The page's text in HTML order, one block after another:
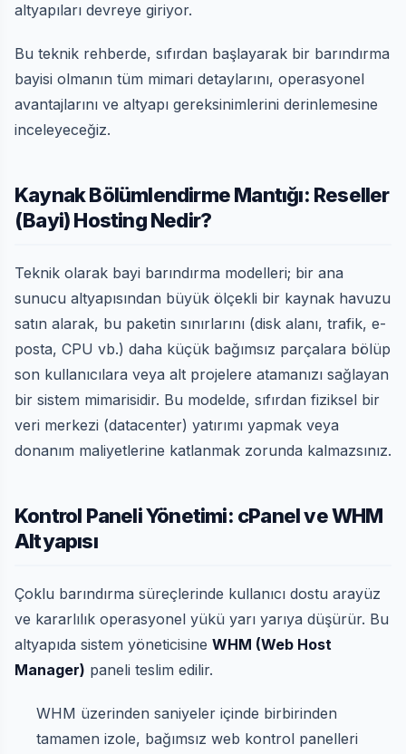
altyapıları devreye giriyor.
Bu teknik rehberde, sıfırdan başlayarak bir barındırma
bayisi olmanın tüm mimari detaylarını, operasyonel
avantajlarını ve altyapı gereksinimlerini derinlemesine
inceleyeceğiz.
Kaynak Bölümlendirme Mantığı: Reseller
(Bayi) Hosting Nedir?
Teknik olarak bayi barındırma modelleri; bir ana
sunucu altyapısından büyük ölçekli bir kaynak havuzu
satın alarak, bu paketin sınırlarını (disk alanı, trafik, e-
posta, CPU vb.) daha küçük bağımsız parçalara bölüp
son kullanıcılara veya alt projelere atamanızı sağlayan
bir sistem mimarisidir. Bu modelde, sıfırdan fiziksel bir
veri merkezi (datacenter) yatırımı yapmak veya
donanım maliyetlerine katlanmak zorunda kalmazsınız.
Kontrol Paneli Yönetimi: cPanel ve WHM
Altyapısı
Çoklu barındırma süreçlerinde kullanıcı dostu arayüz
ve kararlılık operasyonel yükü yarı yarıya düşürür. Bu
altyapıda sistem yöneticisine WHM (Web Host
Manager) paneli teslim edilir.
WHM üzerinden saniyeler içinde birbirinden
tamamen izole, bağımsız web kontrol panelleri